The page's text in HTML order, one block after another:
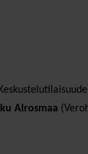
Airosmaa